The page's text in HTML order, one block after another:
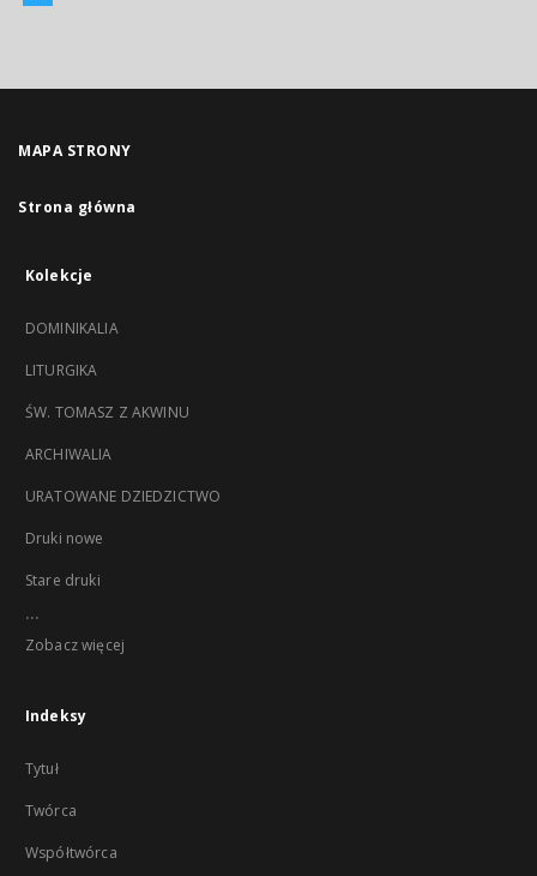
MAPA STRONY
Strona główna
Kolekcje
DOMINIKALIA
LITURGIKA
ŚW. TOMASZ Z AKWINU
ARCHIWALIA
URATOWANE DZIEDZICTWO
Druki nowe
Stare druki
...
Zobacz więcej
Indeksy
Tytuł
Twórca
Współtwórca